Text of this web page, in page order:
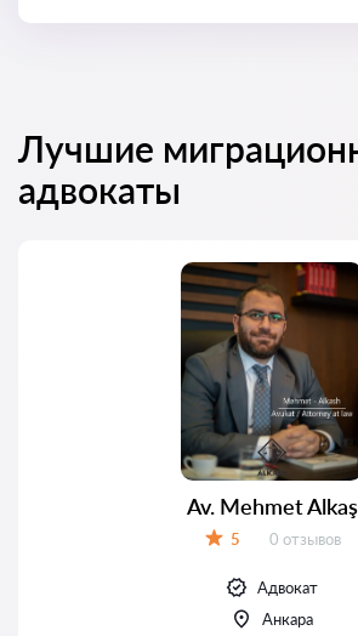
Лучшие
адвокаты
Av. Mehmet Alkaş
5 Отзывов:
0 отзывов
Адвокат
Анкара